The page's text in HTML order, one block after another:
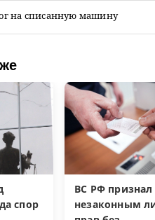
на списанную машину
спор
ВС РФ признал
незаконным